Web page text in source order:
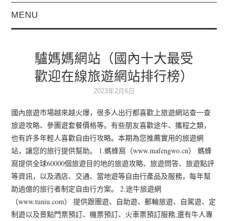
MENU
域名价格
阿里云已备案域名出售
驢媽媽網站（國內十大最受
歡迎在線旅遊網站排行榜）
2023年2月6日
國內旅遊市場越來越火爆，很多人出行都喜歡上旅遊網站查一查
旅遊攻略、參團遊套餐價格等。有些朋友喜歡途牛、攜程之類，
也有許多年輕人喜歡自由行攻略。本期為您推薦實用的旅遊網
站，讓您的旅行提供幫助。 1.螞蜂窩（www.mafengwo.cn） 螞蜂
窩提供全球60000個旅遊目的地的旅遊攻略、旅遊問答、旅遊點評
等資訊，以及酒店、交通、當地遊等自由行產品及服務，每年幫
助過億的旅行者制定自由行方案。 2.途牛旅遊網
（www.tuniu.com） 提供跟團遊、自助遊、郵輪旅遊、自駕遊、定
制遊以及景點門票預訂、機票預訂、火車票預訂服務,還有牛人專